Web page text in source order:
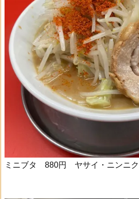
ミニブタ 880円 ヤサイ・ニンニク